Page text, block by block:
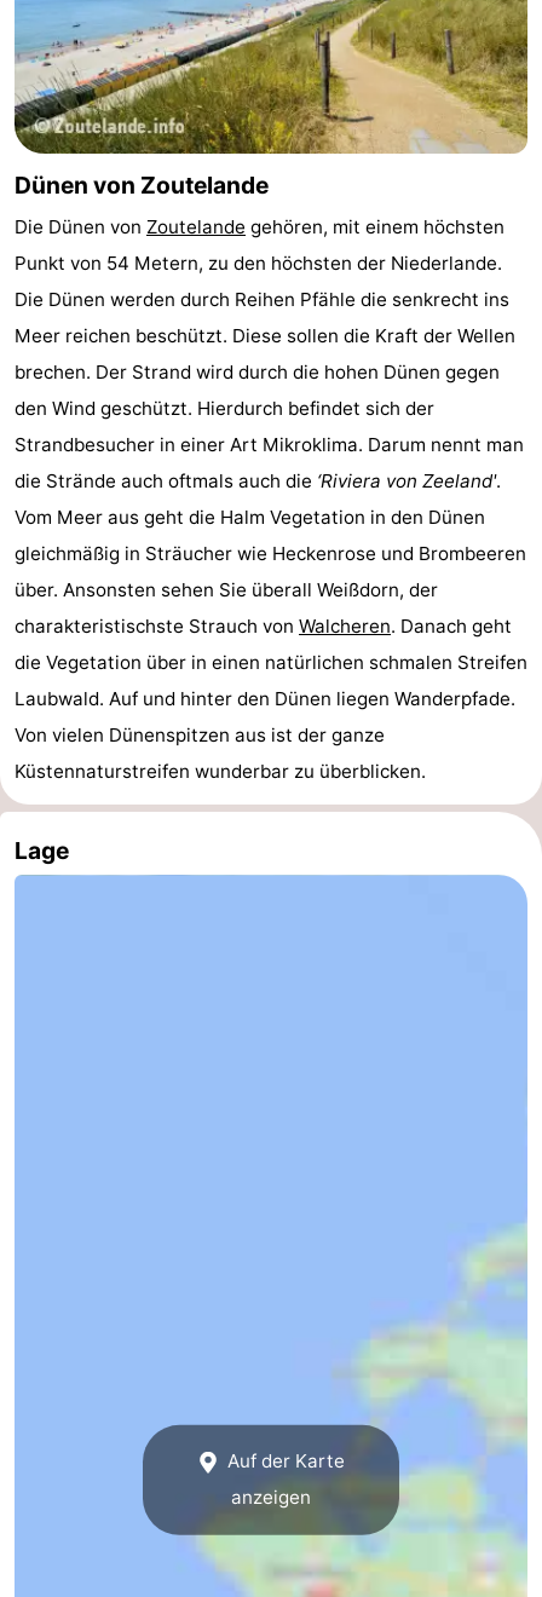
Oosterschelde
Burgh
Haamstede
Natur
Kop
Schouwen
Walcheren
-
Natur
-
Natur
Mantelingen
-
Westkapelle
-
Walcherse
Dishoek
-
Middelburg
Zeeuws-
Nieuwvliet
-
Sluis
-
Dünen von Zoutelande
Die Dünen von Zoutelande gehören, mit einem höchsten
Punkt von 54 Metern, zu den höchsten der Niederlande.
Die Dünen werden durch Reihen Pfähle die senkrecht ins
Meer reichen beschützt. Diese sollen die Kraft der Wellen
brechen. Der Strand wird durch die hohen Dünen gegen
den Wind geschützt. Hierdurch befindet sich der
Strandbesucher in einer Art Mikroklima. Darum nennt man
die Strände auch oftmals auch die ‘Riviera von Zeeland'.
Vom Meer aus geht die Halm Vegetation in den Dünen
gleichmäßig in Sträucher wie Heckenrose und Brombeeren
über. Ansonsten sehen Sie überall Weißdorn, der
charakteristischste Strauch von Walcheren. Danach geht
die Vegetation über in einen natürlichen schmalen Streifen
Laubwald. Auf und hinter den Dünen liegen Wanderpfade.
Von vielen Dünenspitzen aus ist der ganze
Küstennaturstreifen wunderbar zu überblicken.
Lage
Auf der Karte
anzeigen